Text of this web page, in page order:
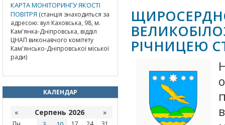
КАРТА МОНІТОРИНГУ ЯКОСТІ
ПОВІТРЯ (станція знаходиться за
адресою: вул Каховська, 98, м.
Кам'янка-Дніпровська, відділ
ЦНАП виконавчого комітету
Кам'янсько-Дніпровської міської
ради)
КАЛЕНДАР
« Серпень 2026 »
РІЧНИЦЕЮ